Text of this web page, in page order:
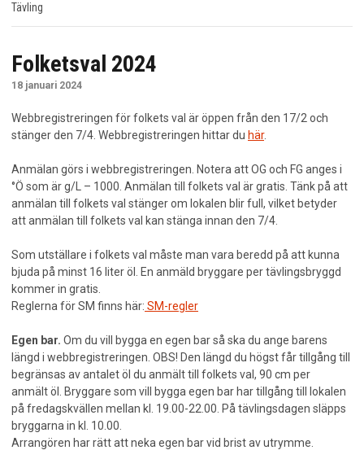
2023
2021
2020
2019
KALENDARIUM
KONTAKT
Tävling
Folketsval 2024
18 januari 2024
Webbregistreringen för folkets val är öppen från den 17/2 och
stänger den 7/4. Webbregistreringen hittar du här.
Anmälan görs i webbregistreringen. Notera att OG och FG anges i
°Ö som är g/L – 1000. Anmälan till folkets val är gratis. Tänk på att
anmälan till folkets val stänger om lokalen blir full, vilket betyder
att anmälan till folkets val kan stänga innan den 7/4.
Som utställare i folkets val måste man vara beredd på att kunna
bjuda på minst 16 liter öl. En anmäld bryggare per tävlingsbryggd
kommer in gratis.
Reglerna för SM finns här: SM-regler
Egen bar. Om du vill bygga en egen bar så ska du ange barens
längd i webbregistreringen. OBS! Den längd du högst får tillgång till
begränsas av antalet öl du anmält till folkets val, 90 cm per
anmält öl. Bryggare som vill bygga egen bar har tillgång till lokalen
på fredagskvällen mellan kl. 19.00-22.00. På tävlingsdagen släpps
bryggarna in kl. 10.00.
Arrangören har rätt att neka egen bar vid brist av utrymme.